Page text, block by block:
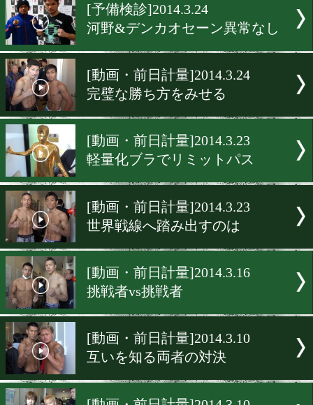
[動画・前日計量]2014.3.24
やる気あるのかな…
[予備検診]2014.3.24
河野&デンカオセーン異常
完璧な勝ち方をみせる
[動画・前日計量]2014.3.23
軽量化ブラでリミットパス
[動画・前日計量]2014.3.23
世界戦線へ踏み出すのは